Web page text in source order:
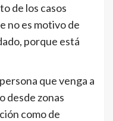
de los casos
no es motivo de
porque está
que venga a
desde zonas
como de